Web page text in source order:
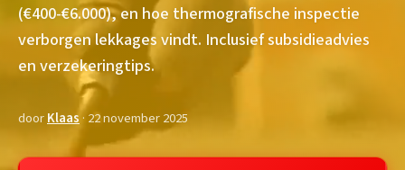
(€400-€6.000), en hoe thermografische inspectie
verborgen lekkages vindt. Inclusief subsidieadvies
en verzekeringtips.
doorKlaas · 22 november 2025